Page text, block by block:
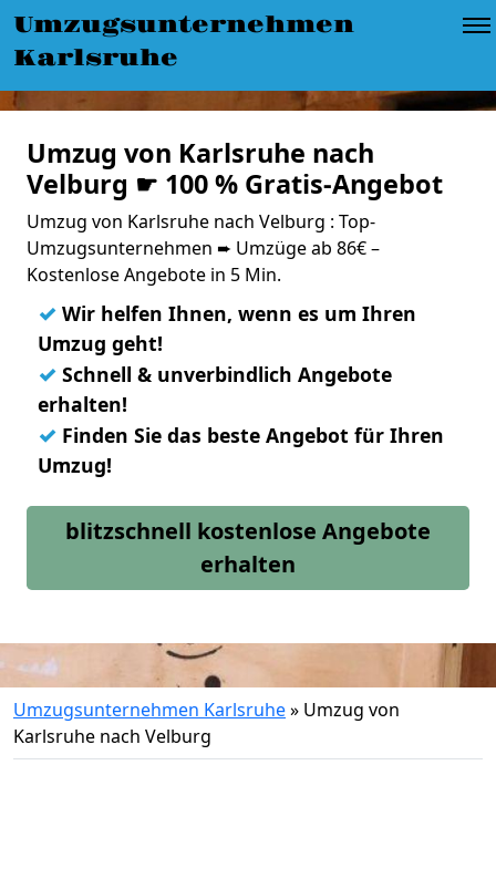
Umzugsunternehmen
Karlsruhe
Umzug von Karlsruhe nach
Velburg ☛ 100 % Gratis-Angebot
Umzug von Karlsruhe nach Velburg : Top-
Umzugsunternehmen ➨ Umzüge ab 86€ –
Kostenlose Angebote in 5 Min.
✓ Wir helfen Ihnen, wenn es um Ihren
Umzug geht!
✓ Schnell & unverbindlich Angebote
erhalten!
✓ Finden Sie das beste Angebot für Ihren
Umzug!
blitzschnell kostenlose Angebote
erhalten
Umzugsunternehmen Karlsruhe» Umzug von
Karlsruhe nach Velburg